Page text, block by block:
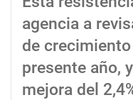
agencia a
de
presente año,
mejora del